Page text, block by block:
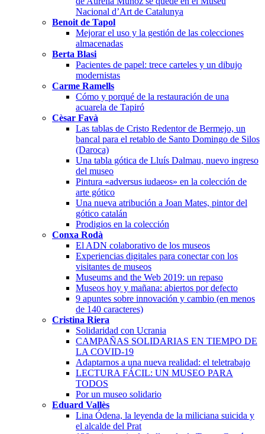
Nacional d’Art de Catalunya
Benoit de Tapol
Mejorar el uso y la gestión de las colecciones
almacenadas
Berta Blasi
Pacientes de papel: trece carteles y un dibujo
modernistas
Carme Ramells
Cómo y porqué de la restauración de una
acuarela de Tapiró
Cèsar Favà
Las tablas de Cristo Redentor de Bermejo, un
bancal para el retablo de Santo Domingo de Silos
(Daroca)
Una tabla gótica de Lluís Dalmau, nuevo ingreso
del museo
Pintura «adversus iudaeos» en la colección de
arte gótico
Una nueva atribución a Joan Mates, pintor del
gótico catalán
Prodigios en la colección
Conxa Rodà
El ADN colaborativo de los museos
Experiencias digitales para conectar con los
visitantes de museos
Museums and the Web 2019: un repaso
Museos hoy y mañana: abiertos por defecto
9 apuntes sobre innovación y cambio (en menos
de 140 caracteres)
Cristina Riera
Solidaridad con Ucrania
CAMPAÑAS SOLIDARIAS EN TIEMPO DE
LA COVID-19
Adaptarnos a una nueva realidad: el teletrabajo
LECTURA FÁCIL: UN MUSEO PARA
TODOS
Por un museo solidario
Eduard Vallès
Lina Ódena, la leyenda de la miliciana suicida y
el alcalde del Prat